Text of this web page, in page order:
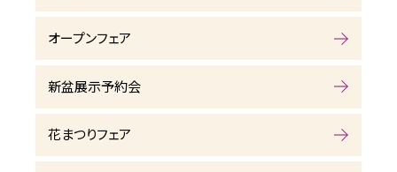
オープンフェア
新盆展示予約会
花まつりフェア